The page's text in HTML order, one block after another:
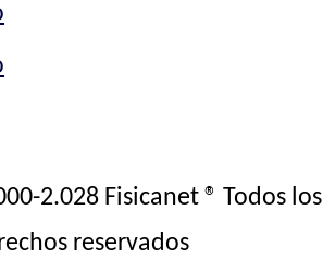
2.028 Fisicanet ® Todos los
reservados